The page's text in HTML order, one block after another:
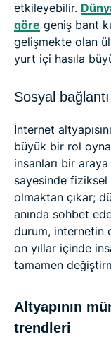
etkileyebilir.
göre geniş bant
gelişmekte olan
yurt içi hasıla
Sosyal bağlantı
İnternet
büyük bir rol
insanları bir
sayesinde
olmaktan çıkar;
anında sohbet
durum, internetin
on yıllar içinde
tamamen
Altyapının
trendleri